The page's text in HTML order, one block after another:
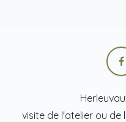
visite de l'atelier ou de